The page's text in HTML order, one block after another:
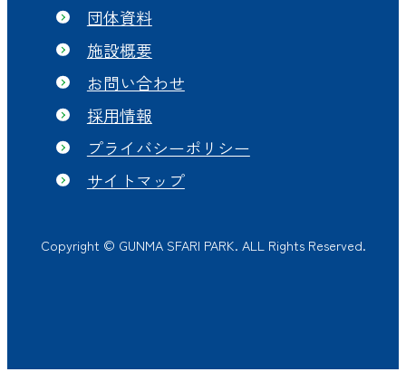
団体資料
施設概要
お問い合わせ
採用情報
プライバシーポリシー
サイトマップ
Copyright © GUNMA SFARI PARK. ALL Rights Reserved.